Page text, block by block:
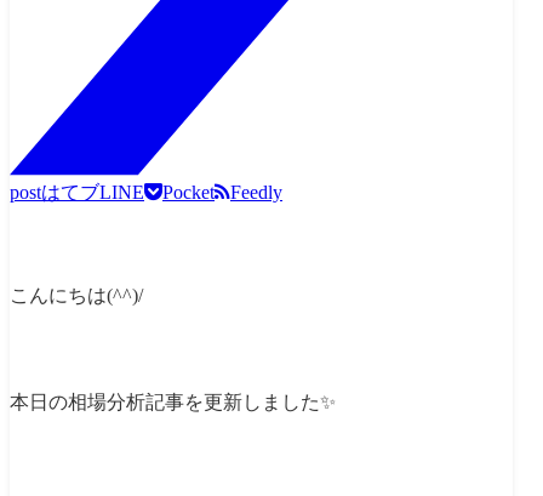
postはてブLINE Pocket Feedly
こんにちは(^^)/
本日の相場分析記事を更新しました✨